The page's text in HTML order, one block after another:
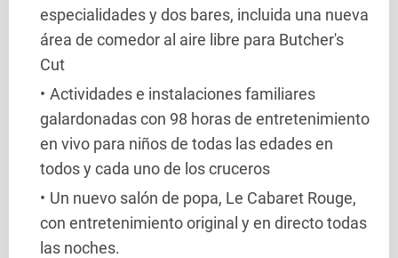
especialidades y dos bares, incluida una nueva
área de comedor al aire libre para Butcher's
Cut
Actividades e instalaciones familiares
galardonadas con 98 horas de entretenimiento
en vivo para niños de todas las edades en
todos y cada uno de los cruceros
Un nuevo salón de popa, Le Cabaret Rouge,
con entretenimiento original y en directo todas
las noches.